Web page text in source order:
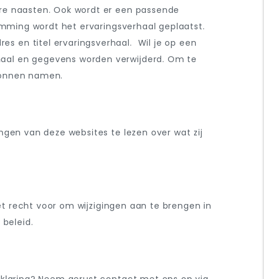
naasten. Ook wordt er een passende
wordt het ervaringsverhaal geplaatst.
en titel ervaringsverhaal. Wil je op een
en gegevens worden verwijderd. Om te
namen.
van deze websites te lezen over wat zij
recht voor om wijzigingen aan te brengen in